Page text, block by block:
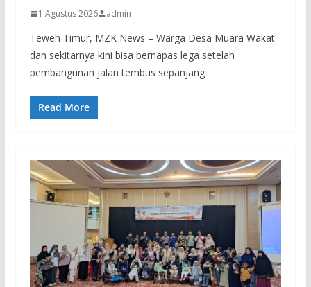
1 Agustus 2026 admin
Teweh Timur, MZK News – Warga Desa Muara Wakat
dan sekitarnya kini bisa bernapas lega setelah
pembangunan jalan tembus sepanjang
Read More